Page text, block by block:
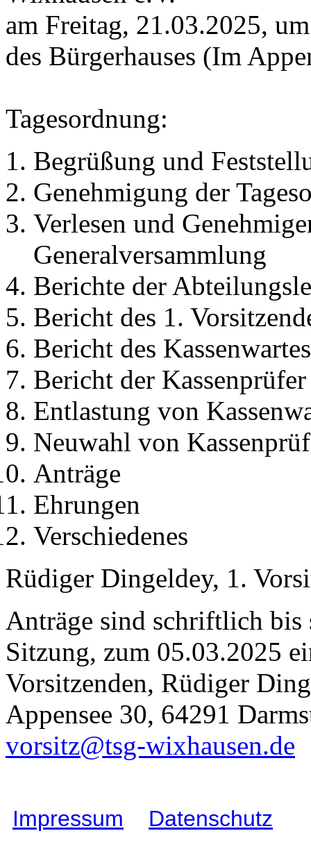
am Freitag, 21.03.2025,
des Bürgerhauses (Im
Tagesordnung:
Begrüßung und
Genehmigung der
Verlesen und
Generalversammlung
Berichte der
Bericht des 1.
Bericht des Kassenwartes
Bericht der Kassenprüfer
Entlastung von
Neuwahl von
Anträge
Ehrungen
Verschiedenes
Rüdiger Dingeldey, 1.
Anträge sind schriftlich bis
Sitzung, zum 05.03.2025
Vorsitzenden, Rüdiger
Appensee 30, 64291
vorsitz@tsg-wixhausen.de
Impressum Datenschutz